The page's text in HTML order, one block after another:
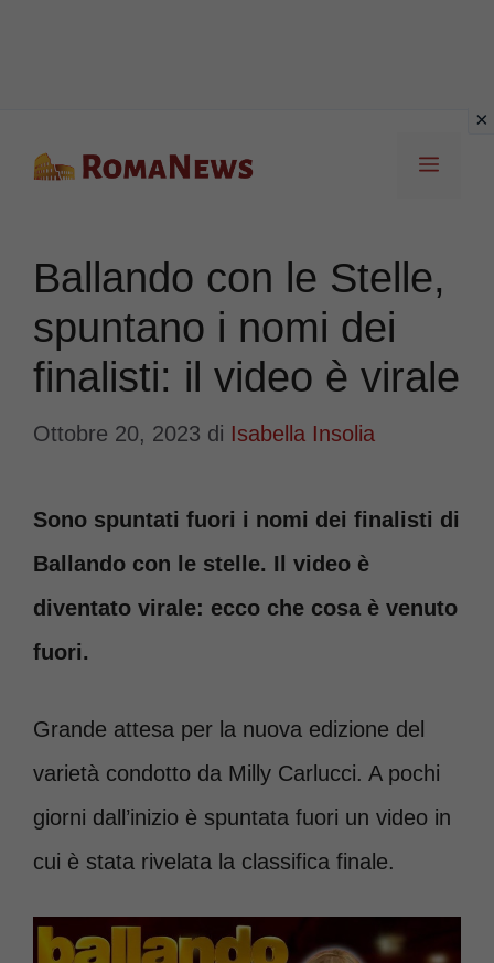
Menu
Ballando con le Stelle,
spuntano i nomi dei
finalisti: il video è virale
Ottobre 20, 2023 di Isabella Insolia
Sono spuntati fuori i nomi dei finalisti di
Ballando con le stelle. Il video è
diventato virale: ecco che cosa è venuto
fuori.
Grande attesa per la nuova edizione del
varietà condotto da Milly Carlucci. A pochi
giorni dall’inizio è spuntata fuori un video in
cui è stata rivelata la classifica finale.